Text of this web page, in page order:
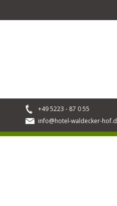
+49 5223 - 87 0 55
info@hotel-waldecker-